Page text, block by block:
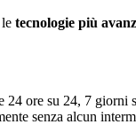
tecnologie più
24 ore su 24, 7 giorni
senza alcun